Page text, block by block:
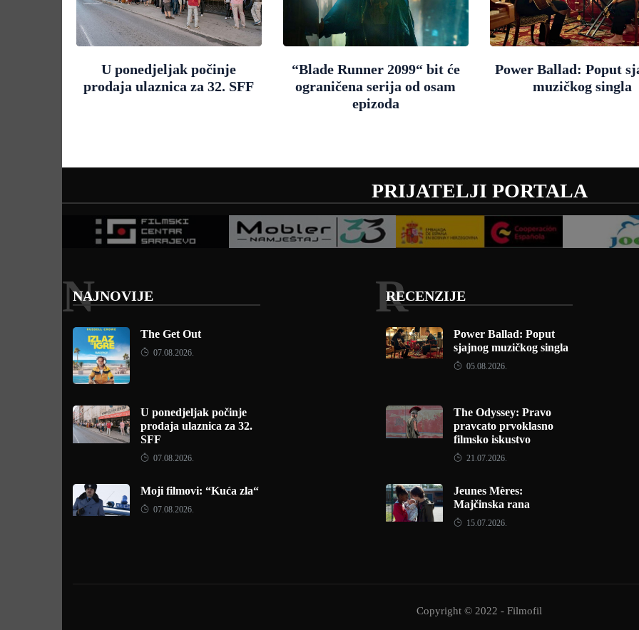
U ponedjeljak počinje
prodaja ulaznica za 32. SFF
“Blade Runner 2099“ bit će
ograničena serija od osam
epizoda
Power Ballad: Poput
muzičkog singla
PRIJATELJI PORTALA
NAJNOVIJE
N
The Get Out
07.08.2026.
U ponedjeljak počinje
prodaja ulaznica za 32.
SFF
07.08.2026.
Moji filmovi: “Kuća zla“
07.08.2026.
RECENZIJE
R
Power Ballad: Poput
sjajnog muzičkog singla
05.08.2026.
The Odyssey: Pravo
pravcato prvoklasno
filmsko iskustvo
21.07.2026.
Jeunes Mères:
Majčinska rana
15.07.2026.
Copyright © 2022 - Filmofil